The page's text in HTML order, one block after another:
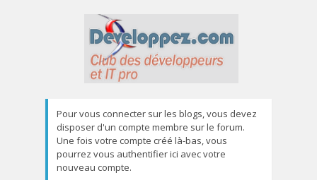
Pour vous connecter sur les blogs, vous devez
disposer d'un compte membre sur le forum.
Une fois votre compte créé là-bas, vous
pourrez vous authentifier ici avec votre
nouveau compte.